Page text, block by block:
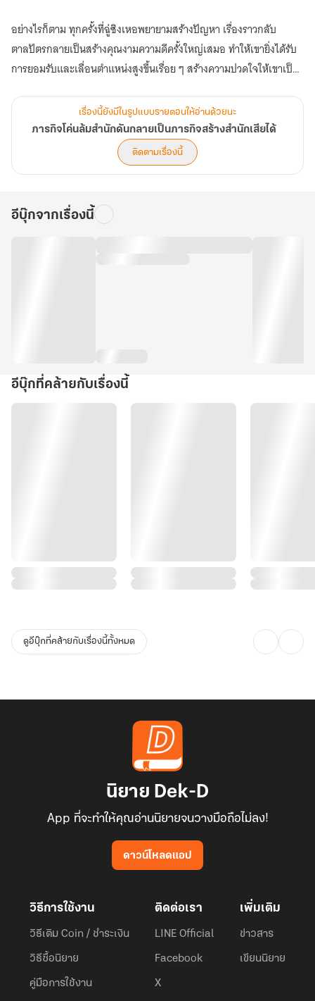
อย่างไรก็ตาม ทุกครั้งที่ฉู่ซิงเหอพยายามสร้างปัญหา เรื่องราวกลับ
ตาลปัตรกลายเป็นสร้างคุณงามความดีครั้งใหญ่เสมอ ทำให้เขายิ่งได้รับ
การยอมรับและเลื่อนตำแหน่งสูงขึ้นเรื่อย ๆ สร้างความปวดใจให้เขาเป็น
440)
เรื่องนี้ยังมีในรูปแบบรายตอนให้อ่านด้วยนะ
ภารกิจโค่นล้มสำนักดันกลายเป็นภารกิจสร้างสำนักเสียได้
ติดตามเรื่องนี้
อีบุ๊กจากเรื่องนี้
อีบุ๊กที่คล้ายกับเรื่องนี้
ดูอีบุ๊กที่คล้ายกับเรื่องนี้ทั้งหมด
นิยาย Dek-D
App ที่จะทำให้คุณอ่านนิยายจนวางมือถือไม่ลง!
ดาวน์โหลดแอป
วิธีการใช้งาน
วิธีเติม Coin / ชำระเงิน
วิธีซื้อนิยาย
คู่มือการใช้งาน
ติดต่อเรา
LINE Official
Facebook
X
เพิ่มเติม
ข่าวสาร
เขียนนิยาย